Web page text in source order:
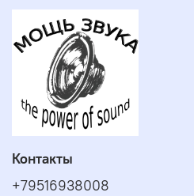
Контакты
+79516938008